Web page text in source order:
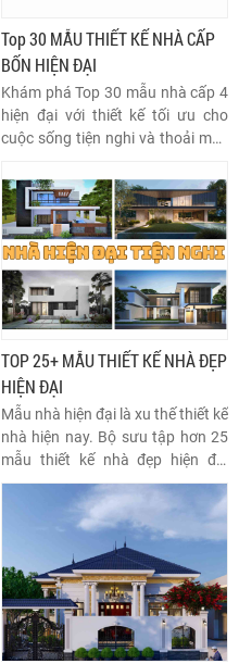
Top 30 MẪU THIẾT KẾ NHÀ CẤP
BỐN HIỆN ĐẠI
Khám phá Top 30 mẫu nhà cấp 4
hiện đại với thiết kế tối ưu cho
cuộc sống tiện nghi và thoải mái.
mang phong cách hiện đại mà
còn chú trọng đến sự tối giản,
giúp tiết kiệm không gian và chi
phí xây dựng.
TOP 25+ MẪU THIẾT KẾ NHÀ ĐẸP
HIỆN ĐẠI
Mẫu nhà hiện đại là xu thế thiết kế
nhà hiện nay. Bộ sưu tập hơn 25
mẫu thiết kế nhà đẹp hiện đại
phản ánh xu hướng kiến trúc tiên
tiến và tối ưu hóa không gian
sống giúp bạn dễ dàng đưa ra
được lựa chọn thiết kế cho ngôi
nhà của mình.